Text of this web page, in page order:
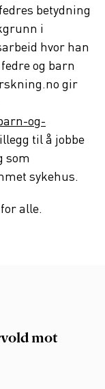
betydning
i
hvor han
og barn
gir
og-
til å jobbe
som
sykehus.
alle.
mot